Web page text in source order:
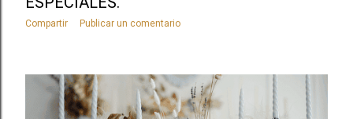
Compartir Publicar un comentario